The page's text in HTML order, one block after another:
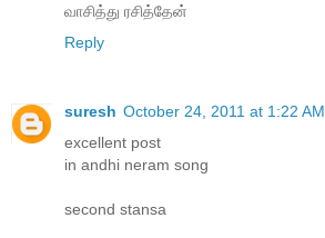
வாசித்து ரசித்தேன்
Reply
suresh October 24, 2011 at 1:22 AM
excellent post
in andhi neram song
second stansa